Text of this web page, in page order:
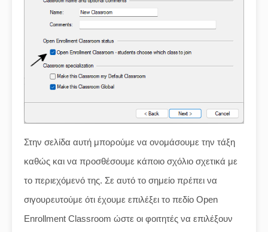
Στην σελίδα αυτή μπορούμε να ονομάσουμε την τάξη
καθώς και να προσθέσουμε κάποιο σχόλιο σχετικά με
το περιεχόμενό της. Σε αυτό το σημείο πρέπει να
σιγουρευτούμε ότι έχουμε επιλέξει το πεδίο Open
Enrollment Classroom ώστε οι φοιτητές να επιλέξουν